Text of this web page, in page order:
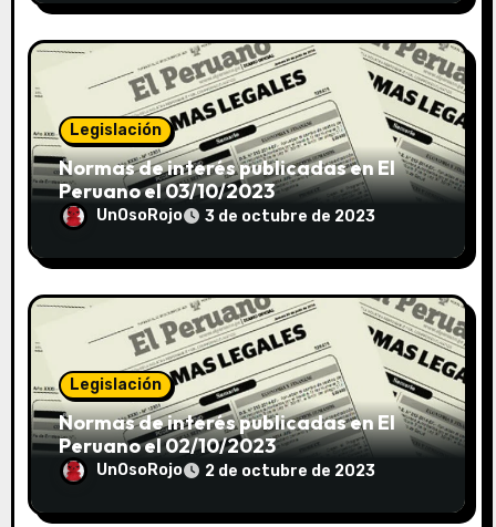
Legislación
Normas de interés publicadas en El
Peruano el 03/10/2023
UnOsoRojo 3 de octubre de 2023
Legislación
Normas de interés publicadas en El
Peruano el 02/10/2023
UnOsoRojo 2 de octubre de 2023